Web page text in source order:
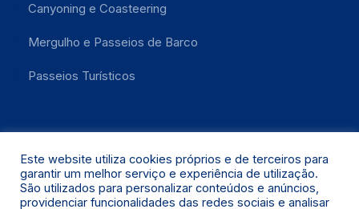
Canyoning e Coasteering
Mergulho e Passeios de Barco
Passeios Turísticos
Este website utiliza cookies próprios e de terceiros para
garantir um melhor serviço e experiência de utilização.
São utilizados para personalizar conteúdos e anúncios,
providenciar funcionalidades das redes sociais e analisar